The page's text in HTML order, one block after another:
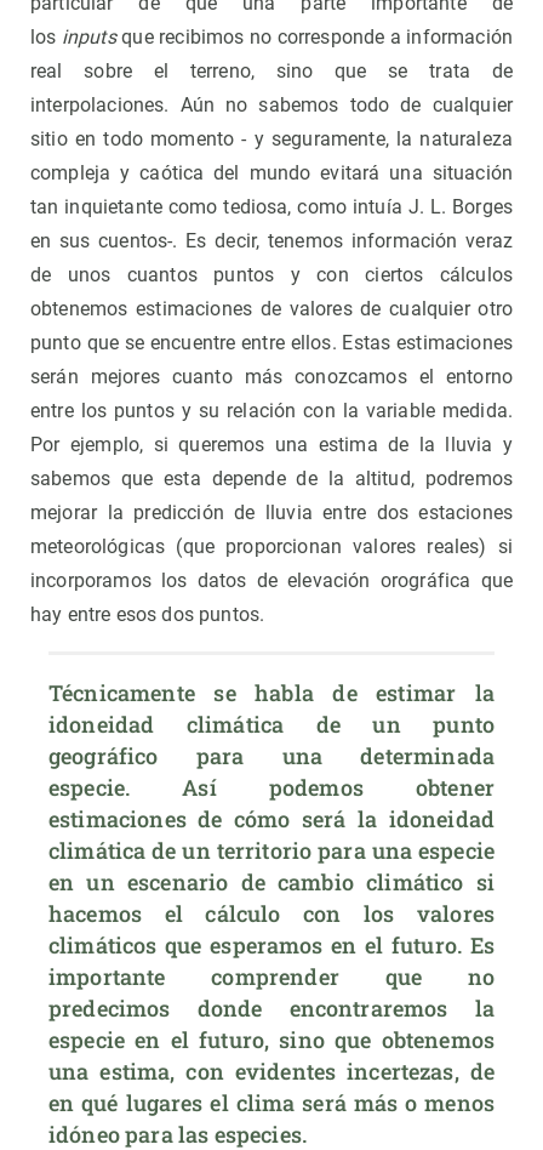
los inputsque recibimos no corresponde a información
real sobre el terreno, sino que se trata de
interpolaciones. Aún no sabemos todo de cualquier
sitio en todo momento - y seguramente, la naturaleza
compleja y caótica del mundo evitará una situación
tan inquietante como tediosa, como intuía J. L. Borges
en sus cuentos-. Es decir, tenemos información veraz
de unos cuantos puntos y con ciertos cálculos
obtenemos estimaciones de valores de cualquier otro
punto que se encuentre entre ellos. Estas estimaciones
serán mejores cuanto más conozcamos el entorno
entre los puntos y su relación con la variable medida.
Por ejemplo, si queremos una estima de la lluvia y
sabemos que esta depende de la altitud, podremos
mejorar la predicción de lluvia entre dos estaciones
meteorológicas (que proporcionan valores reales) si
incorporamos los datos de elevación orográfica que
hay entre esos dos puntos.
Técnicamente se habla de estimar la
idoneidad climática de un punto
geográfico para una determinada
especie. Así podemos obtener
estimaciones de cómo será la idoneidad
climática de un territorio para una especie
en un escenario de cambio climático si
hacemos el cálculo con los valores
climáticos que esperamos en el futuro. Es
importante comprender que no
predecimos donde encontraremos la
especie en el futuro, sino que obtenemos
una estima, con evidentes incertezas, de
en qué lugares el clima será más o menos
idóneo para las especies.